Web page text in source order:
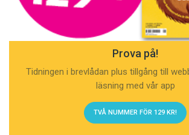
Prova på!
Tidningen i brevlådan plus tillgång till
läsning med vår app
TVÅ NUMMER FÖR 129 KR!